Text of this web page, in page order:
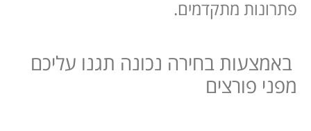
פתרונות מתקדמים.
באמצעות בחירה נכונה תגנו עליכם
מפני פורצים